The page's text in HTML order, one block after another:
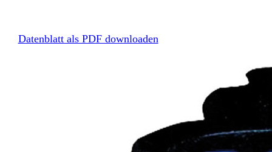
Datenblatt als PDF downloaden